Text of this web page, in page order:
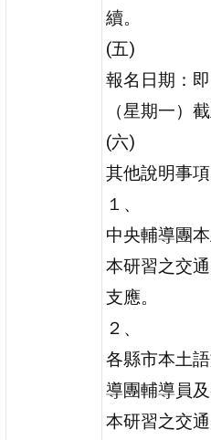
續。
(五)
報名日期：
（星期一）截
(六)
其他說明事項
１、
中央輔導團
本研習之交
支應。
２、
各縣市本土
導團輔導員
本研習之交